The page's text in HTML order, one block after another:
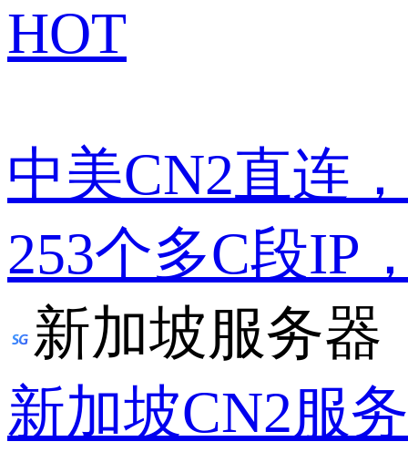
HOT
中美CN2直连
253个多C段IP
新加坡服务器
新加坡CN2服